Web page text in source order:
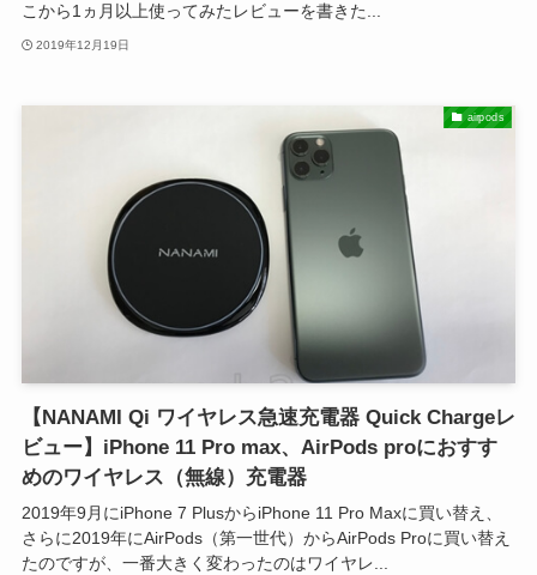
こから1ヵ月以上使ってみたレビューを書きた...
2019年12月19日
airpods
【NANAMI Qi ワイヤレス急速充電器 Quick Chargeレ
ビュー】iPhone 11 Pro max、AirPods proにおすす
めのワイヤレス（無線）充電器
2019年9月にiPhone 7 PlusからiPhone 11 Pro Maxに買い替え、
さらに2019年にAirPods（第一世代）からAirPods Proに買い替え
たのですが、一番大きく変わったのはワイヤレ...